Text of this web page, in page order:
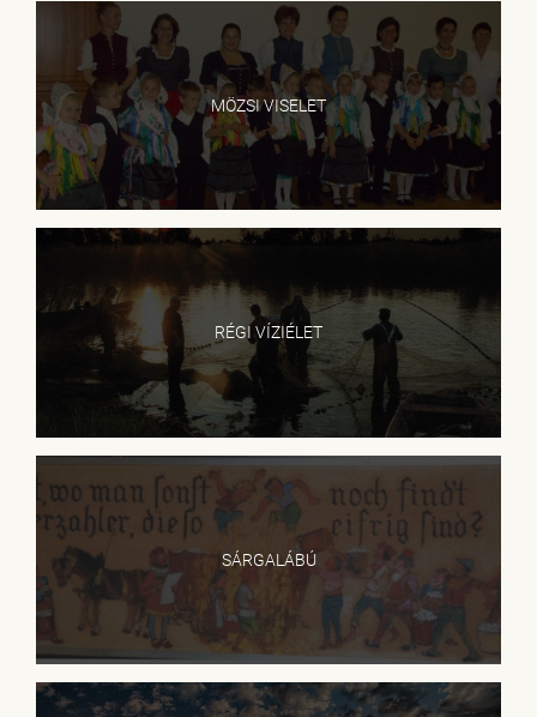
MÖZSI VISELET
RÉGI VÍZIÉLET
SÁRGALÁBÚ